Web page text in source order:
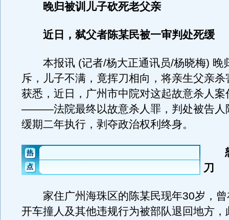
晚归被训儿子砍死老父亲
近日，弑父者陈某民被一审判处死缓
本报讯 (记者/杨大正通讯员/杨晓梅) 晚
斥，儿子不满，竟挥刀相向，将亲生父亲
获悉，近日，广州市中院对这起故意杀人案
———法院最终以故意杀人罪，判处被告人
缓期二年执行，剥夺政治权利终身。
刀
家住广州海珠区的陈某民现年30岁，曾
开车撞人及其他违规行为被部队退回地方，